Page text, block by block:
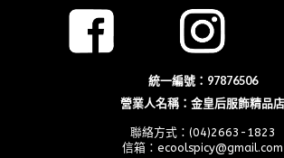
統一編號：97876506
營業人名稱：金皇后服飾精品店
聯絡方式：(04)2663-1823
信箱：ecoolspicy@gmail.com